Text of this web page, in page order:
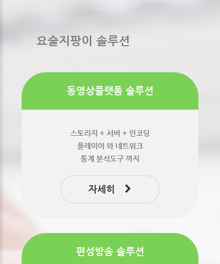
요술지팡이 솔루션
동영상플랫폼 솔루션
스토리지 + 서버 + 인코딩
플레이어 와 네트워크
통계 분석도구 까지
자세히
편성방송 솔루션